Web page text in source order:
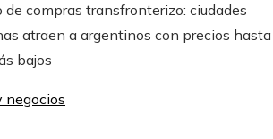
de compras transfronterizo: ciudades
atraen a argentinos con precios
bajos
negocios